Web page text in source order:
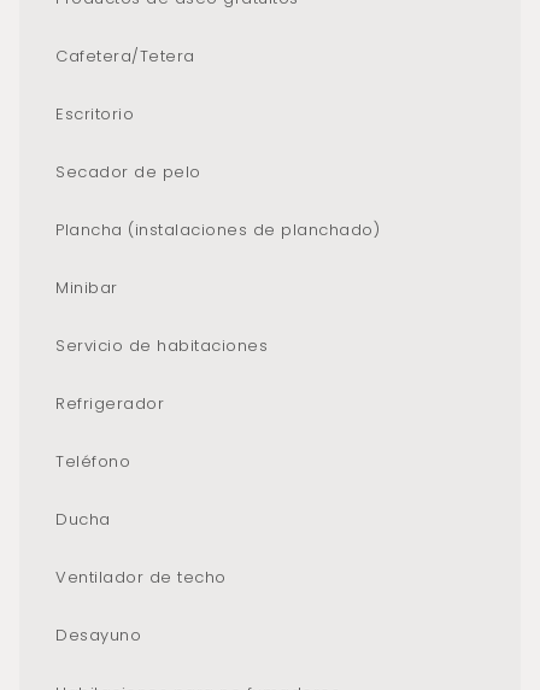
Cafetera/Tetera
Escritorio
Secador de pelo
Plancha (instalaciones de planchado)
Minibar
Servicio de habitaciones
Refrigerador
Teléfono
Ducha
Ventilador de techo
Desayuno